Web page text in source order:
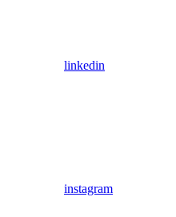
linkedin
instagram